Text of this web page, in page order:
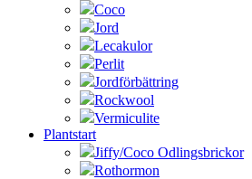
Coco
Jord
Lecakulor
Perlit
Jordförbättring
Rockwool
Vermiculite
Plantstart
Jiffy/Coco Odlingsbrickor
Rothormon